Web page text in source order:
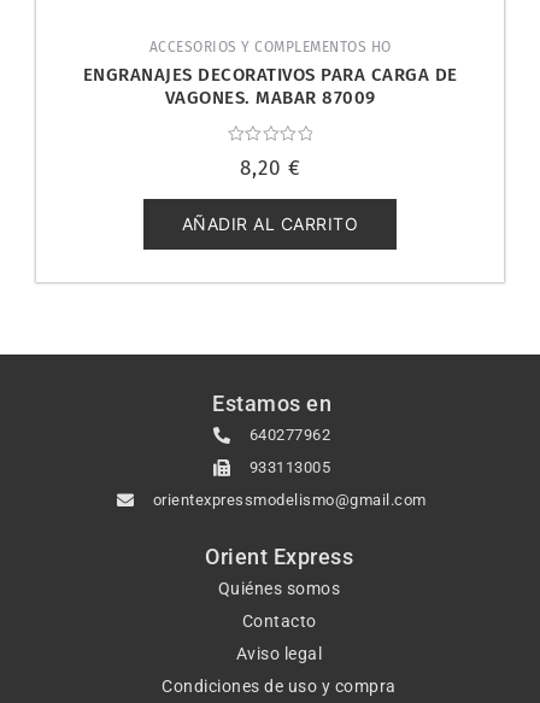
ACCESORIOS Y COMPLEMENTOS HO
ENGRANAJES DECORATIVOS PARA CARGA DE
VAGONES. MABAR 87009
con
de
5
8,20 €
AÑADIR AL CARRITO
Estamos en
640277962
933113005
orientexpressmodelismo@gmail.com
Orient Express
Quiénes somos
Contacto
Aviso legal
Condiciones de uso y compra